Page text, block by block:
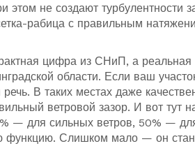
не создают турбулентности
рабица с правильным
цифра из СНиП, а реальная
области. Если ваш
В таких местах даже
ветровой зазор. И вот тут
— для сильных ветров, 50% —
функцию. Слишком мало — он